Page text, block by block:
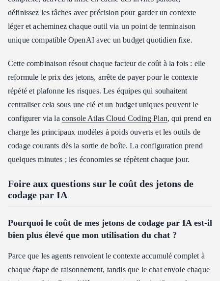
définissez les tâches avec précision pour garder un contexte
léger et acheminez chaque outil via un point de terminaison
unique compatible OpenAI avec un budget quotidien fixe.
Cette combinaison résout chaque facteur de coût à la fois : elle
reformule le prix des jetons, arrête de payer pour le contexte
répété et plafonne les risques. Les équipes qui souhaitent
centraliser cela sous une clé et un budget uniques peuvent le
configurer via la console Atlas Cloud Coding Plan, qui prend en
charge les principaux modèles à poids ouverts et les outils de
codage courants dès la sortie de boîte. La configuration prend
quelques minutes ; les économies se répètent chaque jour.
Foire aux questions sur le coût des jetons de
codage par IA
Pourquoi le coût de mes jetons de codage par IA est-il
bien plus élevé que mon utilisation du chat ?
Parce que les agents renvoient le contexte accumulé complet à
chaque étape de raisonnement, tandis que le chat envoie chaque